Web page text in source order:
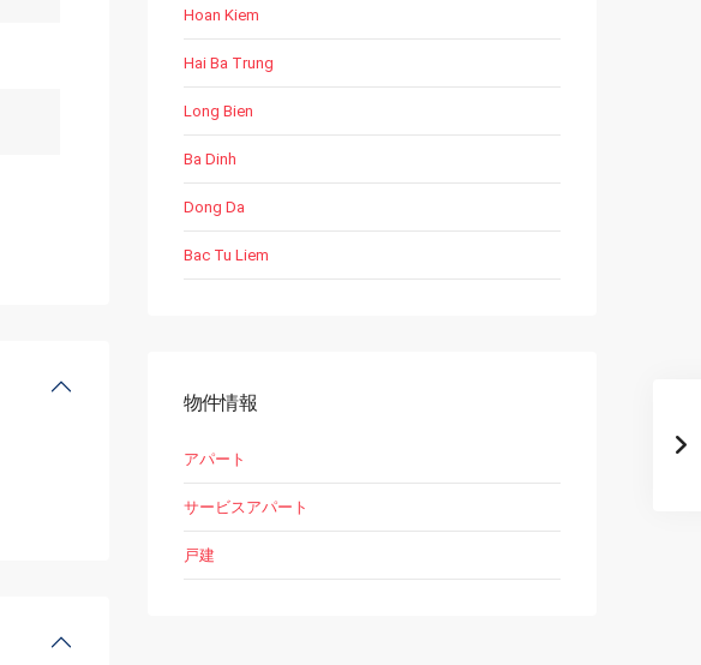
Hoan Kiem
Hai Ba Trung
Long Bien
Ba Dinh
Dong Da
Bac Tu Liem
物件情報
アパート
サービスアパート
戸建